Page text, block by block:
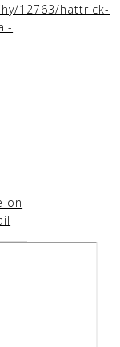
12763/hattrick-
on